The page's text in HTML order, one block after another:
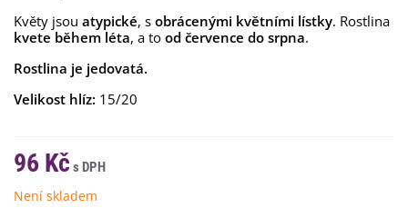
Květy jsou atypické, s obrácenými květními lístky. Rostlina
kvete během léta, a to od července do srpna.
Rostlina je jedovatá.
Velikost hlíz: 15/20
96 Kč
Není skladem